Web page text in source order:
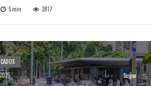
trabajadora y su clara visión de aportar desde
que requiere el […]
5min 2817
Sugov